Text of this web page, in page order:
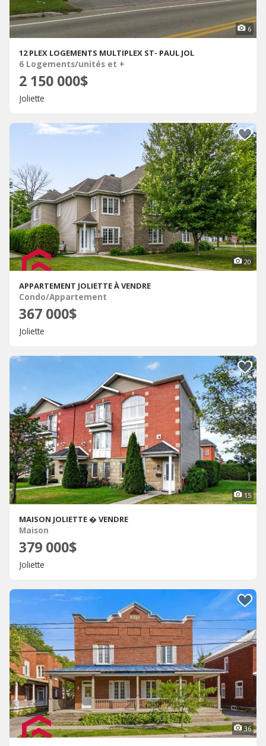
6
12 PLEX LOGEMENTS MULTIPLEX ST- PAUL JOL
6 Logements/unités et +
2 150 000$
Joliette
20
APPARTEMENT JOLIETTE À VENDRE
Condo/Appartement
367 000$
Joliette
15
MAISON JOLIETTE � VENDRE
Maison
379 000$
Joliette
36